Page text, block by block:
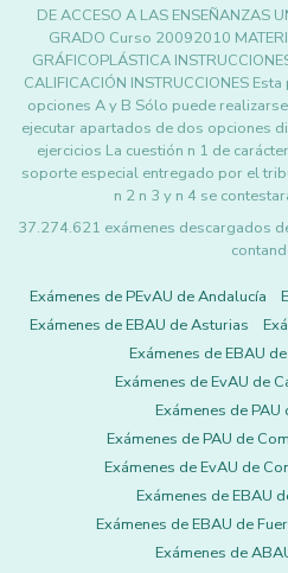
DE ACCESO A LAS ENSEÑANZAS
GRADO Curso 20092010
GRÁFICOPLÁSTICA
CALIFICACIÓN INSTRUCCIONES
opciones A y B Sólo puede
ejecutar apartados de dos opciones
ejercicios La cuestión n 1 de
soporte especial entregado por el
n 2 n 3 y n 4 se
37.274.621 exámenes descargados
Exámenes de PEvAU de Andalucía
Exámenes de EBAU de Asturias
Exámenes de EBAU
Exámenes de EvAU de
Exámenes de PAU
Exámenes de PAU de
Exámenes de EvAU de
Exámenes de EBAU
Exámenes de EBAU de
Exámenes de